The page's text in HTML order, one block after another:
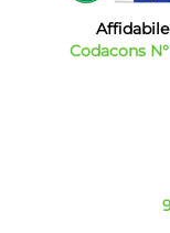
Affidabile
Codacons